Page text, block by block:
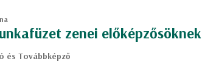
zenei előképzősöknek
és Továbbképző